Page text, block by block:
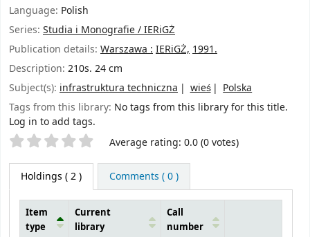
Language: Polish
Series: Studia i Monografie / IERiGŻ
Publication details: Warszawa :IERiGŻ,1991.
Description: 210s. 24 cm
Subject(s): infrastruktura techniczna wieś
Polska
Tags from this library: No tags from this library for this title.
Log in to add tags.
Star ratings Average rating: 0.0 (0 votes)
Holdings ( 2 ) Comments ( 0 )
Item
type
Current
library
Call
number